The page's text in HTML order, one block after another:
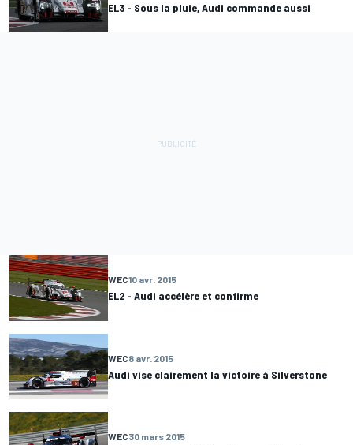
EL3 - Sous la pluie, Audi commande aussi
WEC10 avr. 2015
EL2 - Audi accélère et confirme
WEC8 avr. 2015
Audi vise clairement la victoire à Silverstone
WEC30 mars 2015